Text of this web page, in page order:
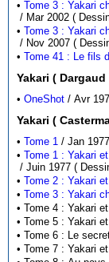
•Tome 3 : Yakari
/ Mar
•Tome 3 : Yakari
/ Nov
•Tome 41 : Le fils
Yakari ( Dargaud
•OneShot
Yakari (
•Tome 1
•Tome 1 : Yakari
/ Juin 1977 (
•Tome 2 : Yakari
•Tome 3 : Yakari